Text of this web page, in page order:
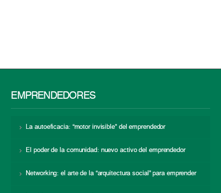
EMPRENDEDORES
La autoeficacia: “motor invisible” del emprendedor
El poder de la comunidad: nuevo activo del emprendedor
Networking: el arte de la “arquitectura social” para emprender